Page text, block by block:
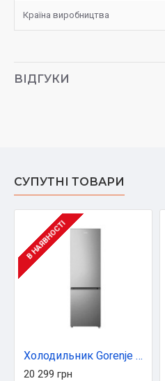
Країна виробництва
ВІДГУКИ
СУПУТНІ ТОВАРИ
В НАЯВНОСТІ
Холодильник Gorenje NRK418EES4
20 299 грн